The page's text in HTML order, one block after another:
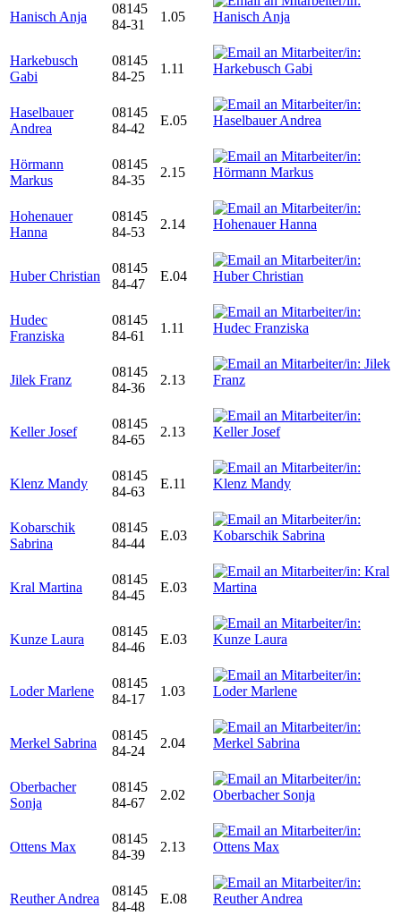
Hanisch Anja
08145
84-31
1.05
Harkebusch
Gabi
08145
84-25
1.11
Haselbauer
Andrea
08145
84-42
E.05
Hörmann
Markus
08145
84-35
2.15
Hohenauer
Hanna
08145
84-53
2.14
Huber Christian
08145
84-47
E.04
Hudec
Franziska
08145
84-61
1.11
Jilek Franz
08145
84-36
2.13
Keller Josef
08145
84-65
2.13
Klenz Mandy
08145
84-63
E.11
Kobarschik
Sabrina
08145
84-44
E.03
Kral Martina
08145
84-45
E.03
Kunze Laura
08145
84-46
E.03
Loder Marlene
08145
84-17
1.03
Merkel Sabrina
08145
84-24
2.04
Oberbacher
Sonja
08145
84-67
2.02
Ottens Max
08145
84-39
2.13
Reuther Andrea
08145
84-48
E.08